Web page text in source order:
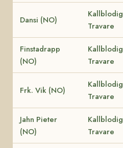
Dansi (NO)
Kallblodig
Travare
Finstadrapp
(NO)
Kallblodig
Travare
Frk. Vik (NO)
Kallblodig
Travare
Jahn Pieter
(NO)
Kallblodig
Travare